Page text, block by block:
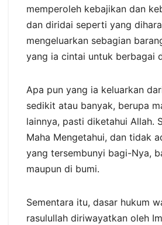
memperoleh kebajikan dan
dan diridai seperti yang
mengeluarkan sebagian
yang ia cintai untuk berbagai
Apa pun yang ia keluarkan
sedikit atau banyak, berupa
lainnya, pasti diketahui Allah.
Maha Mengetahui, dan tidak
yang tersembunyi bagi-Nya,
maupun di bumi.
Sementara itu, dasar hukum
rasulullah diriwayatkan oleh